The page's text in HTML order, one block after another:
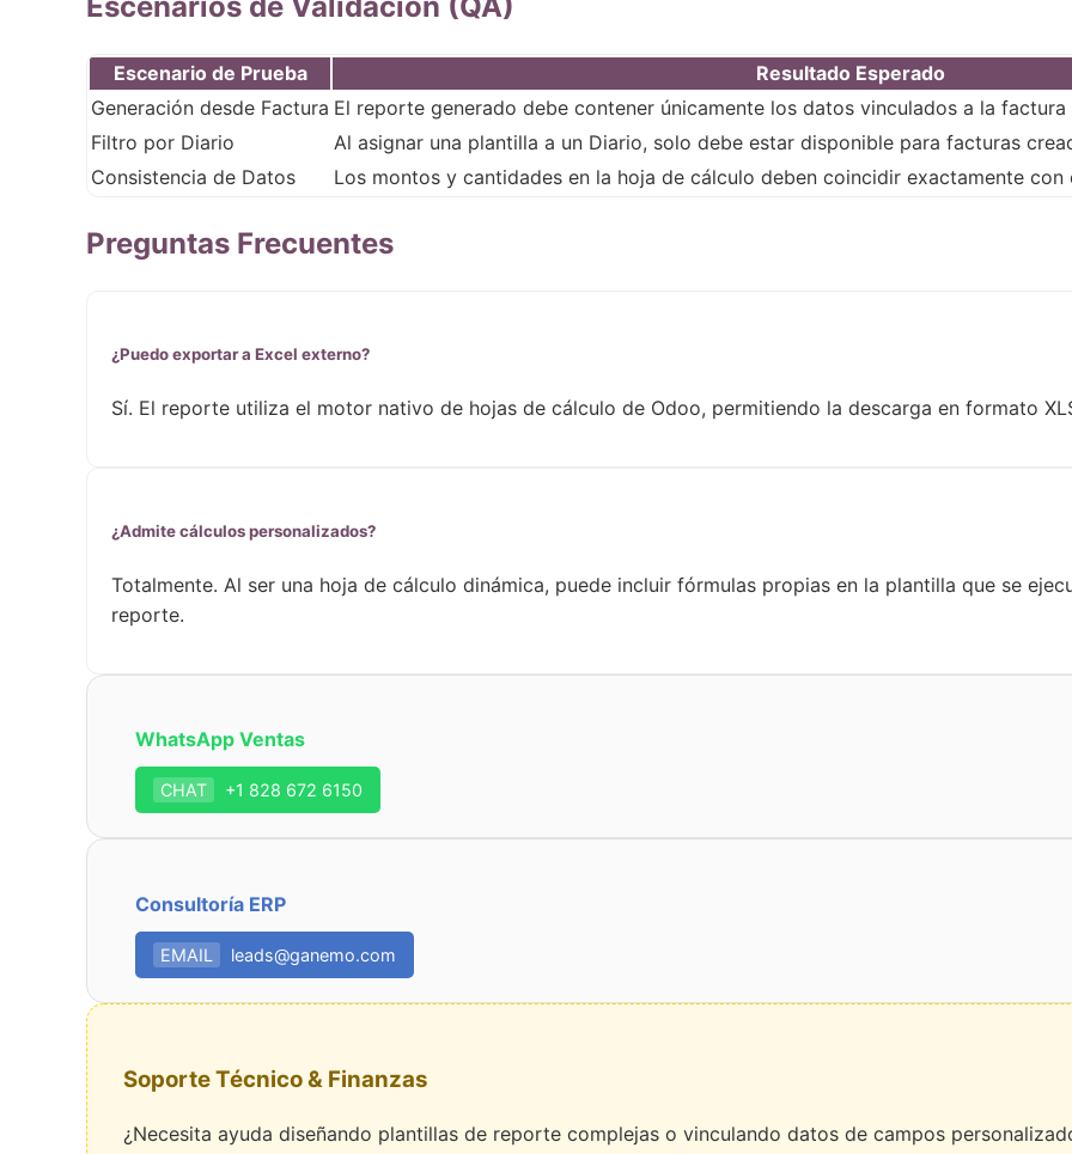
Escenario de Prueba
Resultado Esperado
Generación desde Factura El reporte generado debe contener únicamente los datos vinculados a la
Filtro por Diario
Al asignar una plantilla a un Diario, solo debe estar disponible para facturas
Consistencia de Datos
Los montos y cantidades en la hoja de cálculo deben coincidir exactamente
Preguntas Frecuentes
¿Puedo exportar a Excel externo?
Sí. El reporte utiliza el motor nativo de hojas de cálculo de Odoo, permitiendo la descarga en formato
¿Admite cálculos personalizados?
Totalmente. Al ser una hoja de cálculo dinámica, puede incluir fórmulas propias en la plantilla que se
reporte.
WhatsApp Ventas
CHAT +1 828 672 6150
Consultoría ERP
EMAIL leads@ganemo.com
Soporte Técnico & Finanzas
¿Necesita ayuda diseñando plantillas de reporte complejas o vinculando datos de campos